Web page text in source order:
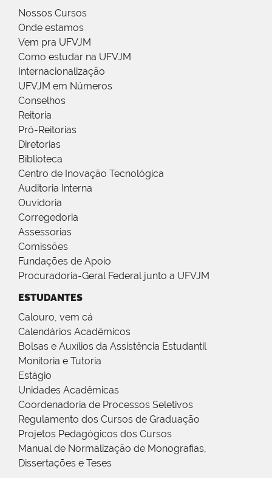
Nossos Cursos
Onde estamos
Vem pra UFVJM
Como estudar na UFVJM
Internacionalização
UFVJM em Números
Conselhos
Reitoria
Pró-Reitorias
Diretorias
Biblioteca
Centro de Inovação Tecnológica
Auditoria Interna
Ouvidoria
Corregedoria
Assessorias
Comissões
Fundações de Apoio
Procuradoria-Geral Federal junto a UFVJM
ESTUDANTES
Calouro, vem cá
Calendários Acadêmicos
Bolsas e Auxílios da Assistência Estudantil
Monitoria e Tutoria
Estágio
Unidades Acadêmicas
Coordenadoria de Processos Seletivos
Regulamento dos Cursos de Graduação
Projetos Pedagógicos dos Cursos
Manual de Normalização de Monografias,
Dissertações e Teses